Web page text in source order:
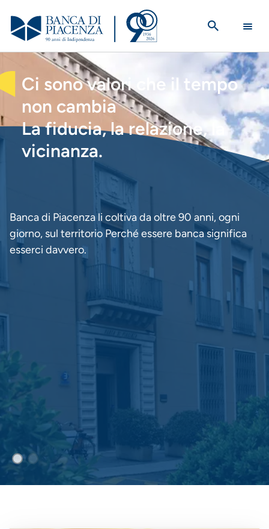
contenuto
principale
HOMEPAGE
Ci sono valori che il tempo
non cambia
La fiducia, la relazione, la
vicinanza.
Banca di Piacenza li coltiva da oltre 90 anni, ogni
giorno, sul territorio Perché essere banca significa
esserci davvero.